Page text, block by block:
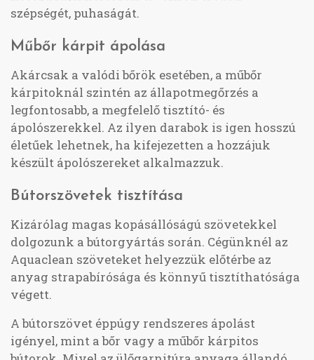
szépségét, puhaságát.
Műbőr kárpit ápolása
Akárcsak a valódi bőrök esetében, a műbőr
kárpitoknál szintén az állapotmegőrzés a
legfontosabb, a megfelelő tisztító- és
ápolószerekkel. Az ilyen darabok is igen hosszú
életűek lehetnek, ha kifejezetten a hozzájuk
készült ápolószereket alkalmazzuk.
Bútorszövetek tisztítása
Kizárólag magas kopásállóságú szövetekkel
dolgozunk a bútorgyártás során. Cégünknél az
Aquaclean szöveteket helyezzük előtérbe az
anyag strapabírósága és könnyű tisztíthatósága
végett.
A bútorszövet éppúgy rendszeres ápolást
igényel, mint a bőr vagy a műbőr kárpitos